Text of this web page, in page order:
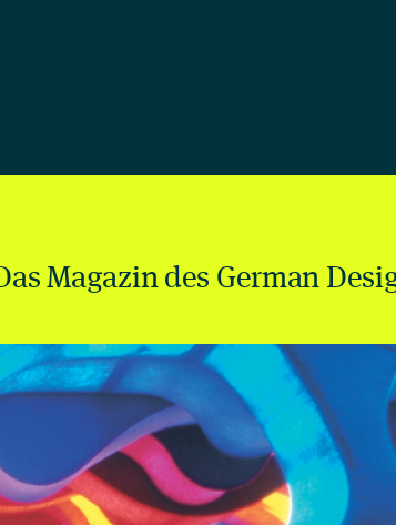
Magazin des German